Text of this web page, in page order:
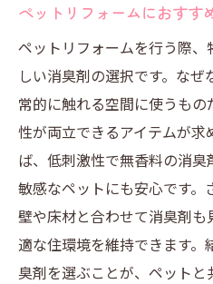
法
ペットが安心して
ホームセンターで
剤
専門家も推奨する
ム
長く快適に暮らすため
ペットリフォーム
ント
ペットリフォームにおすす
ペットリフォームを行う際
しい消臭剤の選択です。な
常的に触れる空間に使うも
性が両立できるアイテムが求
ば、低刺激性で無香料の消
敏感なペットにも安心です
壁や床材と合わせて消臭剤
適な住環境を維持できます。
臭剤を選ぶことが、ペット